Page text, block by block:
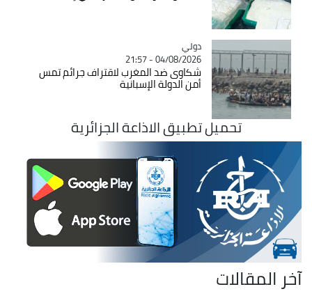
Catégorie
دولي
04/08/2026 - 21:57
شكاوى ضد المغرب لاقتراف جرائم تمس
أمن الدولة الإسبانية
تحميل تطبيق الاذاعة الجزائرية
آخر المقالات